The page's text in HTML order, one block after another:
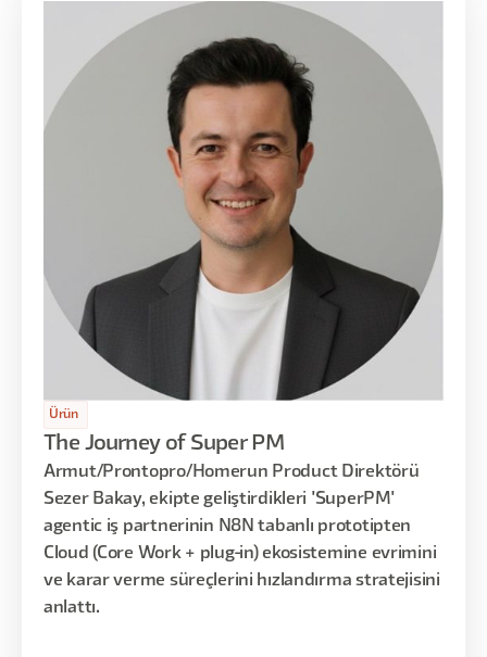
Ürün
The Journey of Super PM
Armut/Prontopro/Homerun Product Direktörü
Sezer Bakay, ekipte geliştirdikleri 'SuperPM'
agentic iş partnerinin N8N tabanlı prototipten
Cloud (Core Work + plug-in) ekosistemine evrimini
ve karar verme süreçlerini hızlandırma stratejisini
anlattı.